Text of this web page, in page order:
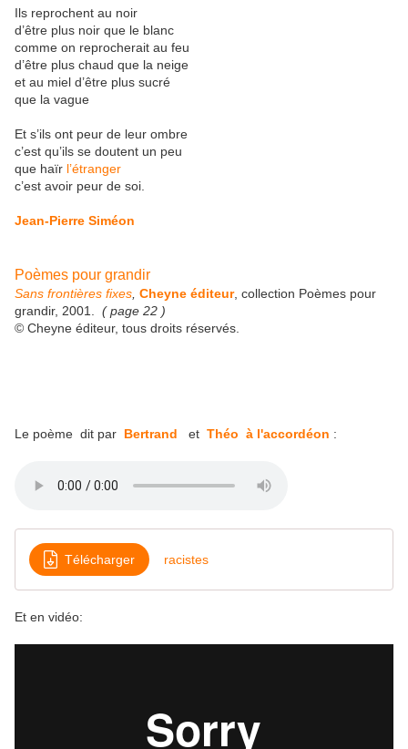
Ils reprochent au noir
d’être plus noir que le blanc
comme on reprocherait au feu
d’être plus chaud que la neige
et au miel d’être plus sucré
que la vague
Et s’ils ont peur de leur ombre
c’est qu’ils se doutent un peu
que haïr l’étranger
c’est avoir peur de soi.
Jean-Pierre Siméon
Poèmes pour grandir
Sans frontières fixes Cheyne éditeur, collection Poèmes pour
grandir, 2001. ( page 22 )
© Cheyne éditeur, tous droits réservés.
Le poème dit par Bertrand et Théo à l'accordéon :
Télécharger racistes
Et en vidéo: